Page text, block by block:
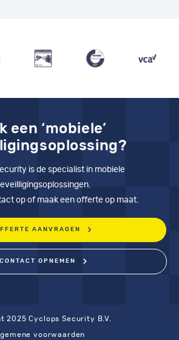
een ‘mobiele’
is de specialist in mobiele
op of maak een offerte op maat.
AANVRAGEN
CONTACT OPNEMEN
2025 Cyclops Security B.V.
voorwaarden